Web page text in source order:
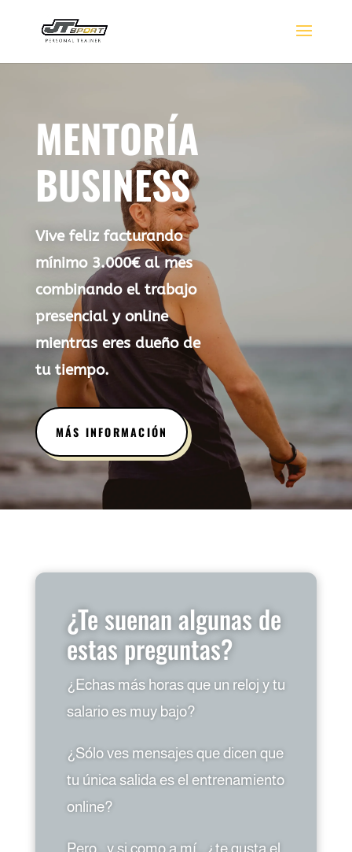
MENTORÍA
BUSINESS
Vive feliz facturando
mínimo 3.000€ al mes
combinando el trabajo
presencial y online
mientras eres dueño de
tu tiempo.
MÁS INFORMACIÓN
¿Te suenan algunas de
estas preguntas?
¿Echas más horas que un reloj y tu
salario es muy bajo?
¿Sólo ves mensajes que dicen que
tu única salida es el entrenamiento
online?